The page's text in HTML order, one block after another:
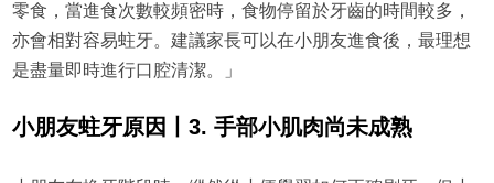
零食，當進食次數較頻密時，食物停留於牙齒的時間較多，
亦會相對容易蛀牙。建議家長可以在小朋友進食後，最理想
是盡量即時進行口腔清潔。」
小朋友蛀牙原因丨3. 手部小肌肉尚未成熟